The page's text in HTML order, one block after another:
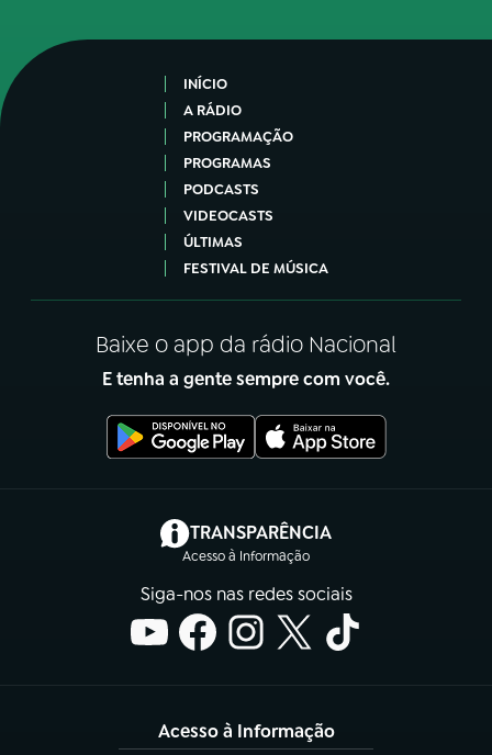
INÍCIO
A RÁDIO
PROGRAMAÇÃO
PROGRAMAS
PODCASTS
VIDEOCASTS
ÚLTIMAS
FESTIVAL DE MÚSICA
Baixe o app da rádio Nacional
E tenha a gente sempre com você.
TRANSPARÊNCIA
Acesso à Informação
(abre em nova aba)
Siga-nos nas redes sociais
Acesso à Informação